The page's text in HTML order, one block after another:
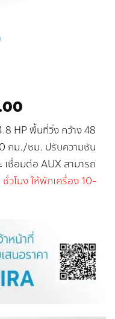
price
is:
฿16,990.00.
HP พื้นที่วิ่ง กว้าง 48
กม./ชม. ปรับความชัน
เชื่อมต่อ AUX สามารถ
วโมง ให้พักเครื่อง 10-